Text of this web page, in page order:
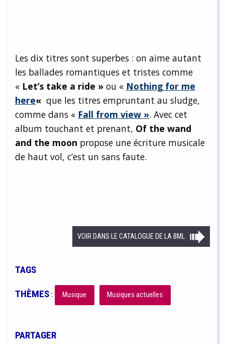
Les dix titres sont superbes : on aime autant
les ballades romantiques et tristes comme
« Let’s take a ride » ou « Nothing for me
here« que les titres empruntant au sludge,
comme dans « Fall from view ». Avec cet
album touchant et prenant, Of the wand
and the moon propose une écriture musicale
de haut vol, c’est un sans faute.
VOIR DANS LE CATALOGUE DE LA BML
TAGS
THÈMES: Musique Musiques actuelles
PARTAGER